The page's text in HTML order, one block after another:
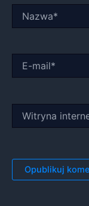
mail*
internetowa